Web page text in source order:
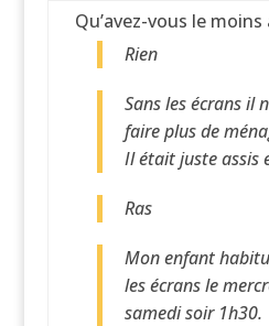
Qu’avez-vous le moins
Rien
Sans les écrans il
faire plus de
Il était juste assis
Ras
Mon enfant
les écrans le
samedi soir 1h30.